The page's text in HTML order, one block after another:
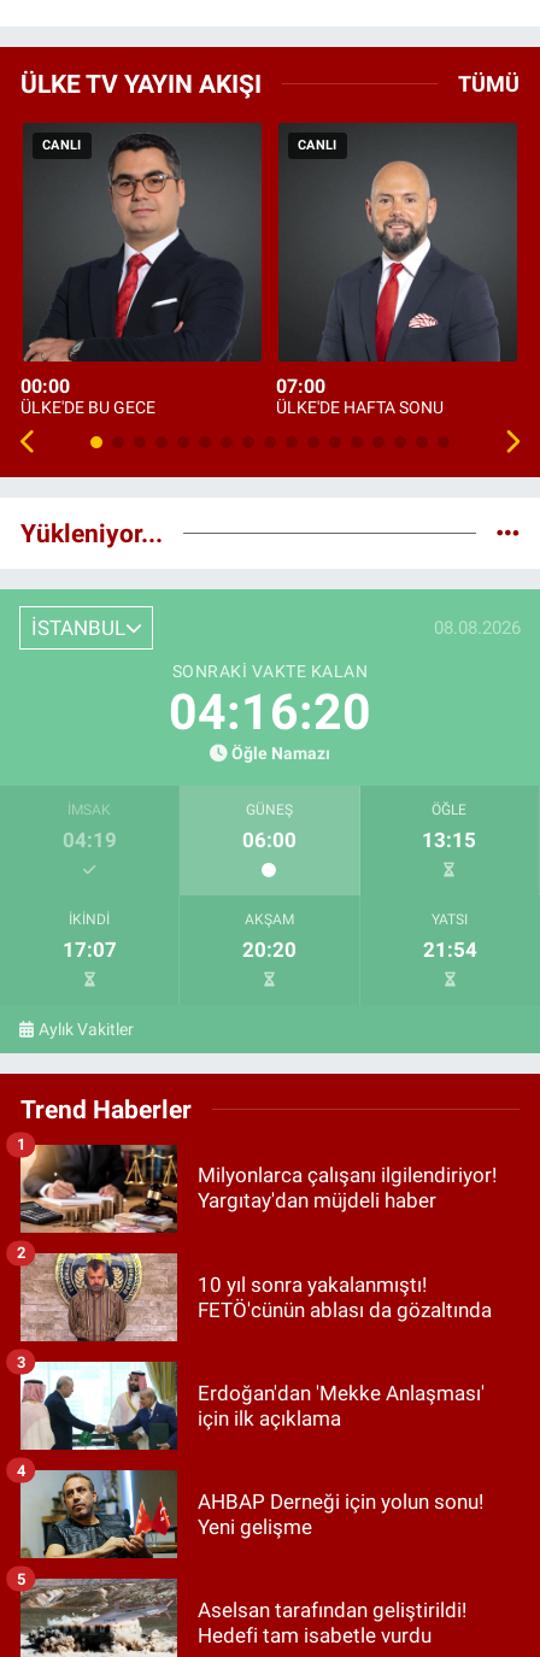
ÜLKE TV YAYIN AKIŞI TÜMÜ
CANLI
00:00
ÜLKE'DE BU GECE
CANLI
07:00
ÜLKE'DE HAFTA SONU
Yükleniyor...
İSTANBUL 08.08.2026
SONRAKI VAKTE KALAN
04:16:19
Öğle Namazı
İMSAK
04:19
GÜNEŞ
06:00
ÖĞLE
13:15
İKINDI
17:07
AKŞAM
20:20
YATSI
21:54
Aylık Vakitler
Trend Haberler
Milyonlarca çalışanı ilgilendiriyor!
Yargıtay'dan müjdeli haber
1
10 yıl sonra yakalanmıştı!
FETÖ'cünün ablası da gözaltında
2
Erdoğan'dan 'Mekke Anlaşması'
için ilk açıklama
3
AHBAP Derneği için yolun sonu!
Yeni gelişme
4
Aselsan tarafından geliştirildi!
Hedefi tam isabetle vurdu
5